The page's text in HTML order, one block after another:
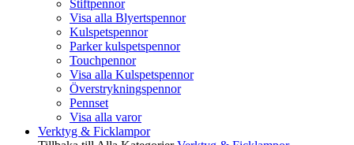
Stiftpennor
Visa alla Blyertspennor
Kulspetspennor
Parker kulspetspennor
Touchpennor
Visa alla Kulspetspennor
Överstrykningspennor
Pennset
Visa alla varor
Verktyg & Ficklampor